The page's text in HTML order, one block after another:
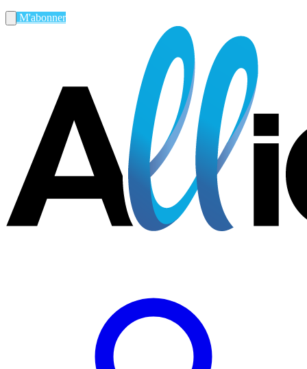
M'abonner